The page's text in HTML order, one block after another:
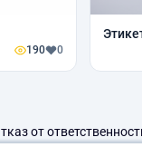
190 0
от